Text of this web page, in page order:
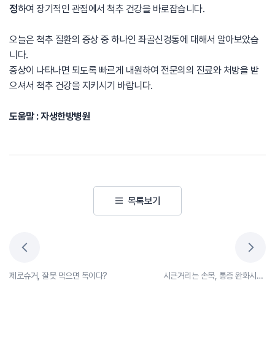
정하여 장기적인 관점에서 척추 건강을 바로잡습니다.
오늘은 척추 질환의 증상 중 하나인 좌골신경통에 대해서 알아보았습
니다.
증상이 나타나면 되도록 빠르게 내원하여 전문의의 진료와 처방을 받
으셔서 척추 건강을 지키시기 바랍니다.
도움말 : 자생한방병원
제로슈거, 잘못 먹으면 독이다?
목록보기
시큰거리는 손목, 통증 완화시키는 지압법